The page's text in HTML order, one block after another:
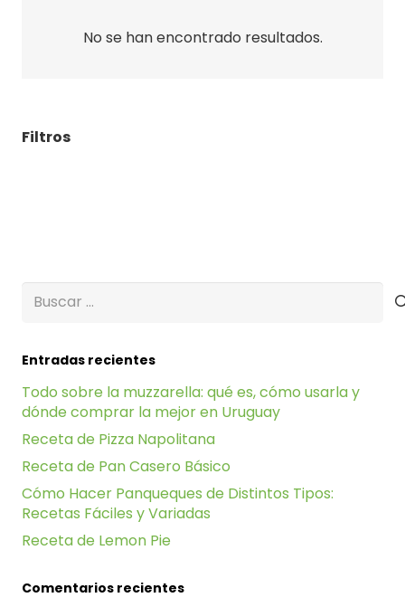
Filtros
No se han encontrado resultados.
Buscar:
Entradas recientes
Todo sobre la muzzarella: qué es, cómo usarla y
dónde comprar la mejor en Uruguay
Receta de Pizza Napolitana
Receta de Pan Casero Básico
Cómo Hacer Panqueques de Distintos Tipos:
Recetas Fáciles y Variadas
Receta de Lemon Pie
Comentarios recientes